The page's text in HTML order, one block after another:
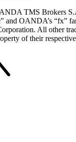
TMS Brokers
and OANDA’s “fx”
All other
of their